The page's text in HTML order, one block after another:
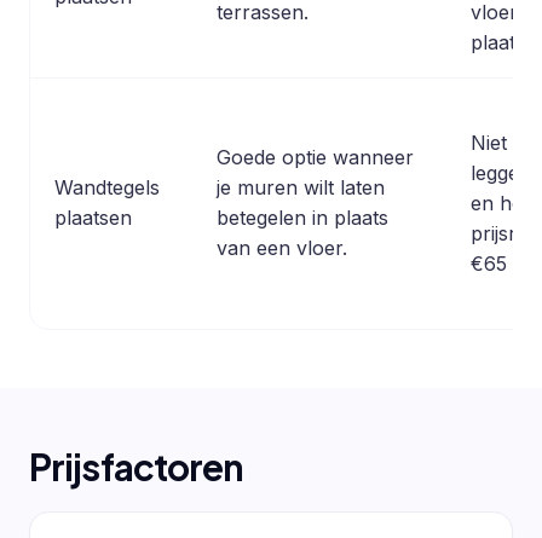
terrassen.
Wandtegels
plaatsen
Goede optie wanneer
je muren wilt laten
betegelen in plaats
van een vloer.
Niet
leggen
en
€65
Prijsfactoren